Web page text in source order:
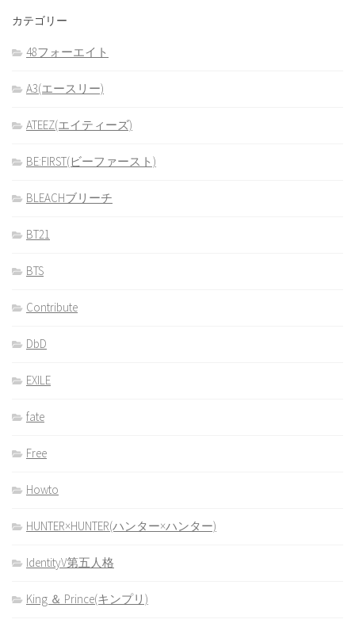
カテゴリー
48フォーエイト
A3(エースリー)
ATEEZ(エイティーズ)
BE:FIRST(ビーファースト)
BLEACHブリーチ
BT21
BTS
Contribute
DbD
EXILE
fate
Free
Howto
HUNTER×HUNTER(ハンター×ハンター)
IdentityV第五人格
King ＆ Prince(キンプリ)